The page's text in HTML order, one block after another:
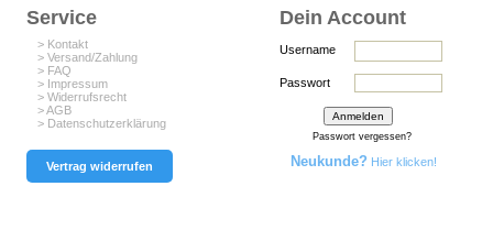
Service
> Kontakt
> Versand/Zahlung
> FAQ
> Impressum
> Widerrufsrecht
> AGB
> Datenschutzerklärung
Vertrag widerrufen
Dein Account
Username
Passwort
Passwort vergessen?
Neukunde? Hier klicken!